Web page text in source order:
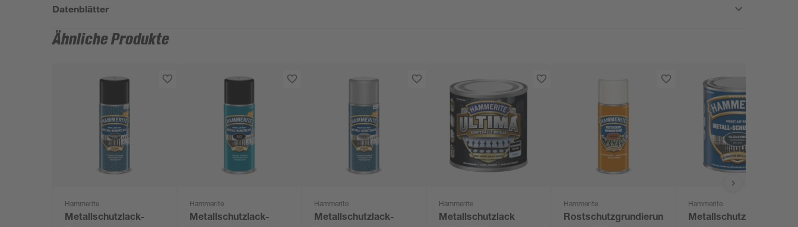
Datenblätter
Ähnliche Produkte
Hammerite
Metallschutzlack-
Hammerite
Metallschutzlack-
Hammerite
Metallschutzlack-
Hammerite
Metallschutzlack
Hammerite
Rostschutzgrundierung
Hammerite
Metallschutzlack